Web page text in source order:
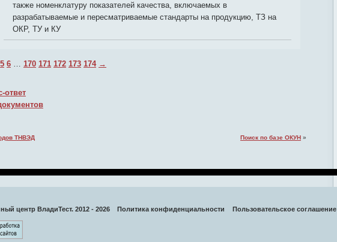
также номенклатуру показателей качества, включаемых в
разрабатываемые и пересматриваемые стандарты на продукцию, ТЗ на
ОКР, ТУ и КУ
5 6 … 170 171 172 173 174 →
ответ
ТНВЭД Поиск по базе ОКУН »
центр ВладиТест. 2012 - 2026 Политика конфиденциальности Пользовательское соглашение